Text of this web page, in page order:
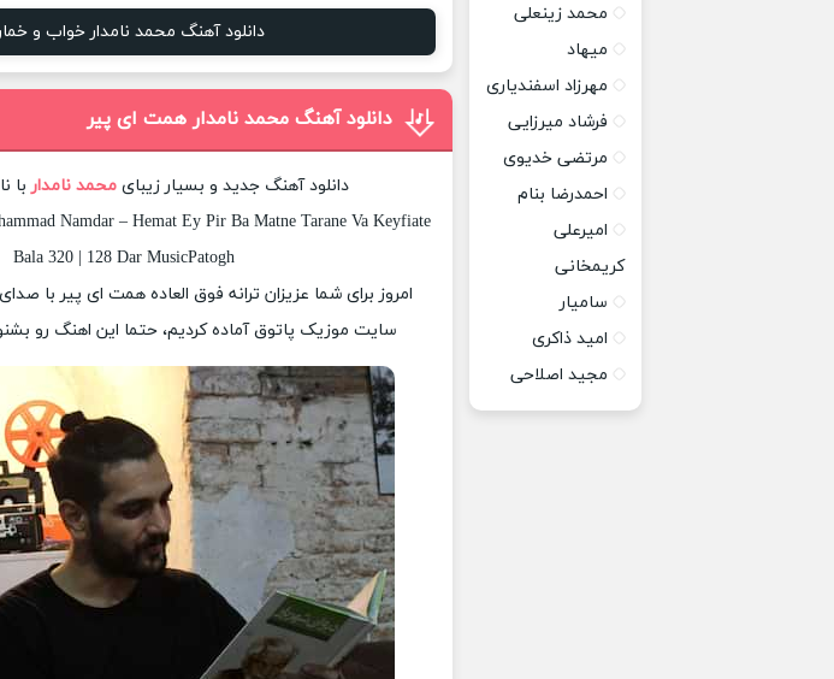
دانلود آهنگ محمد نامدار خواب و
دانلود آهنگ محمد نامدار همت ای پیر
دانلود آهنگ جدید و بسیار زیبایمحمد نامدار با
Namdar – Hemat Ey Pir Ba Matne Tarane Va Keyfiate
Bala 320 | 128 Dar MusicPatogh
امروز برای شما عزیزان ترانه فوق العاده همت ای پیر با
سایت موزیک پاتوق آماده کردیم، حتما این اهنگ رو
محمد زینعلی
میهاد
مهرزاد اسفندیاری
فرشاد میرزایی
مرتضی خدیوی
احمدرضا بنام
امیرعلی
کریمخانی
سامیار
امید ذاکری
مجید اصلاحی